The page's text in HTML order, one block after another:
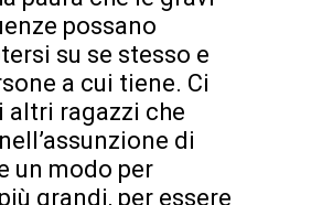
possano
su se stesso e
a cui tiene. Ci
altri ragazzi che
di
un modo per
grandi, per essere